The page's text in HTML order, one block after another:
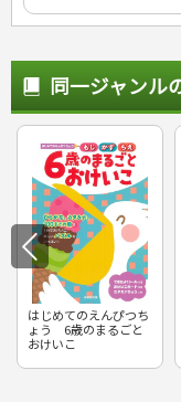
同一ジャンル
はじめてのえんぴつち
ょう 6歳のまるごと
おけいこ